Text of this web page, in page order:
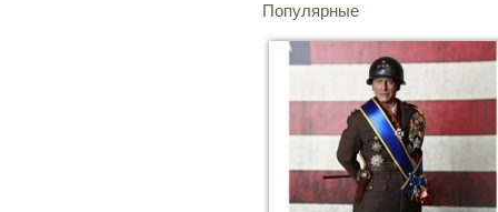
Популярные